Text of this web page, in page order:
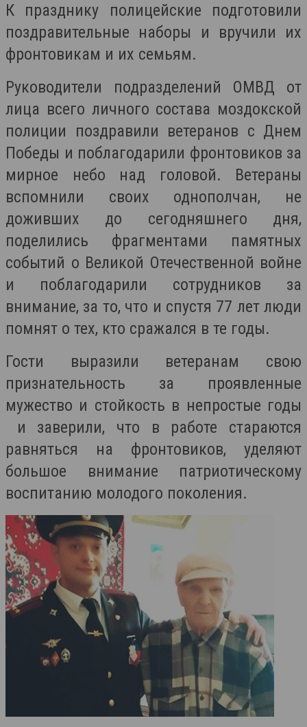
К празднику полицейские подготовили
поздравительные наборы и вручили их
фронтовикам и их семьям.
Руководители подразделений ОМВД от
лица всего личного состава моздокской
полиции поздравили ветеранов с Днем
Победы и поблагодарили фронтовиков за
мирное небо над головой. Ветераны
вспомнили своих однополчан, не
доживших до сегодняшнего дня,
поделились фрагментами памятных
событий о Великой Отечественной войне
и поблагодарили сотрудников за
внимание, за то, что и спустя 77 лет люди
помнят о тех, кто сражался в те годы.
Гости выразили ветеранам свою
признательность за проявленные
мужество и стойкость в непростые годы
и заверили, что в работе стараются
равняться на фронтовиков, уделяют
большое внимание патриотическому
воспитанию молодого поколения.